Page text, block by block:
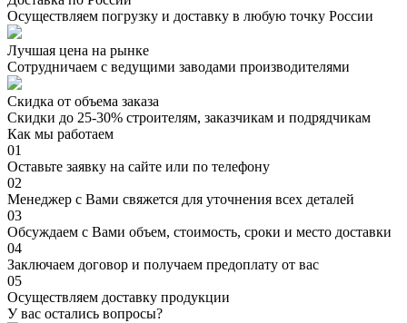
Осуществляем погрузку и доставку в любую точку России
Лучшая цена на рынке
Сотрудничаем с ведущими заводами производителями
Скидка от объема заказа
Скидки до 25-30% строителям, заказчикам и подрядчикам
Как мы работаем
01
Оставьте заявку на сайте или по телефону
02
Менеджер с Вами свяжется для уточнения всех деталей
03
Обсуждаем с Вами объем, стоимость, сроки и место доставки
04
Заключаем договор и получаем предоплату от вас
05
Осуществляем доставку продукции
У вас остались вопросы?